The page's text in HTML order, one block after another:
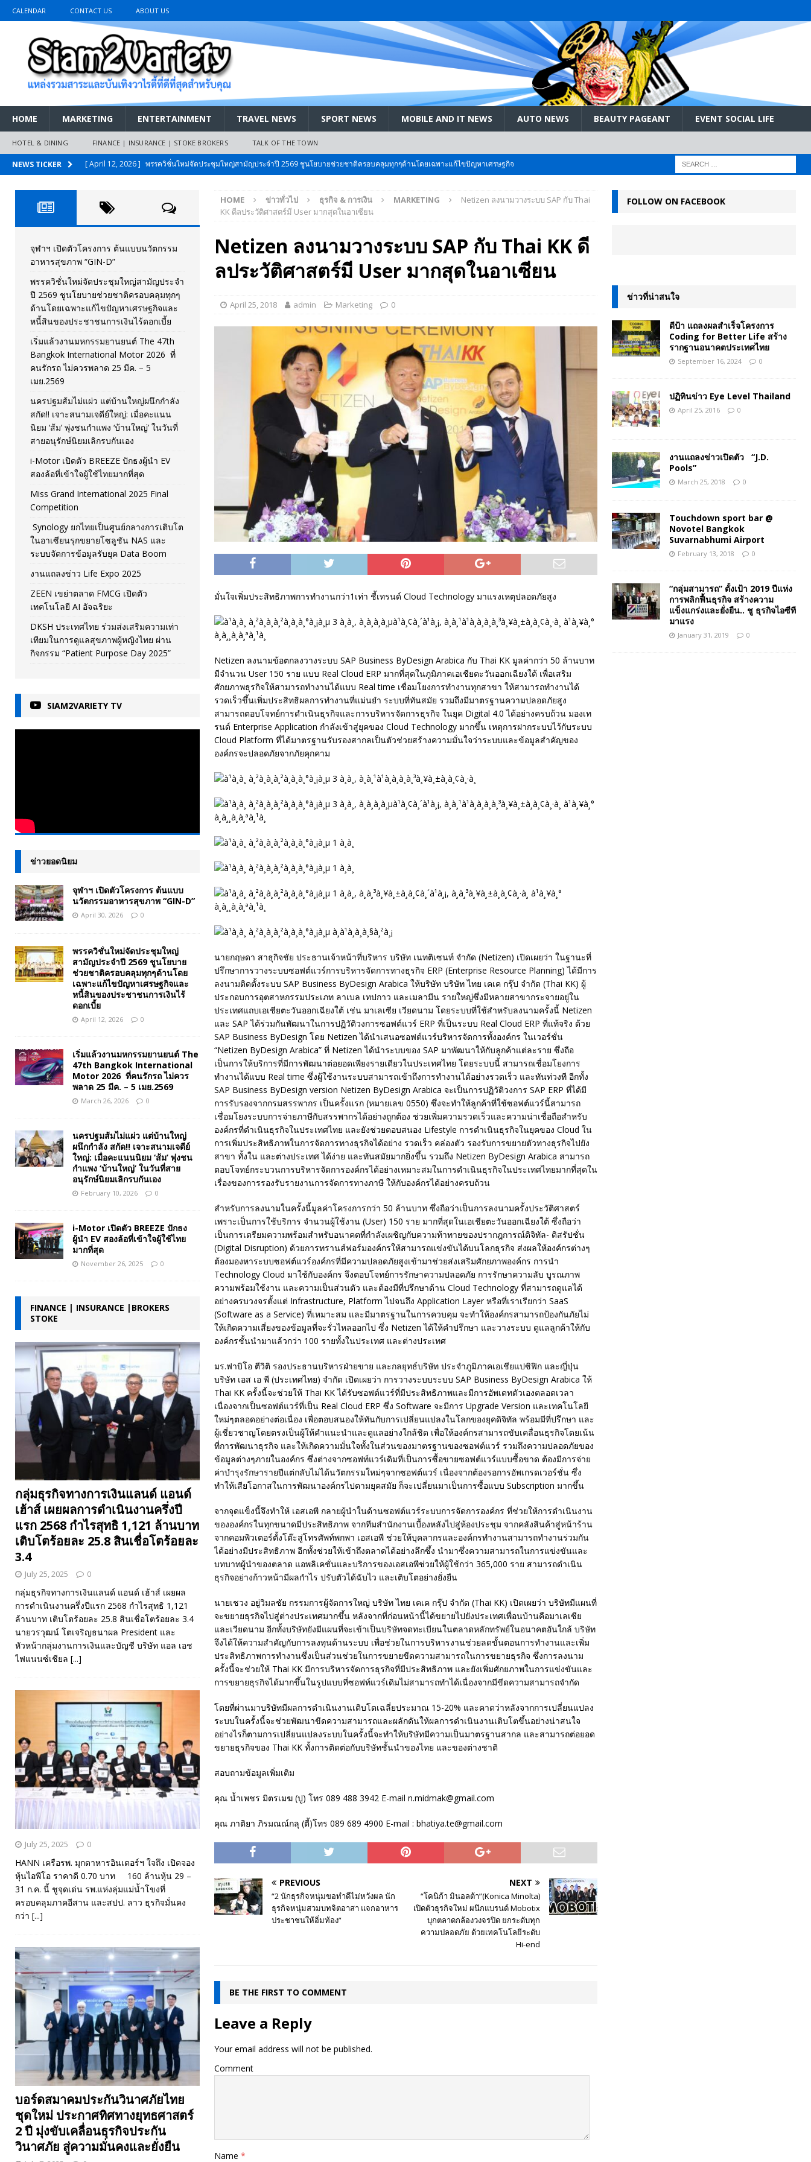
CALENDAR CONTACT US ABOUT US
HOME MARKETING ENTERTAINMENT TRAVEL NEWS SPORT NEWS MOBILE AND IT NEWS AUTO NEWS BEAUTY PAGEANT EVENT SOCIAL LIFE
HOTEL & DINING FINANCE | INSURANCE | STOKE BROKERS TALK OF THE TOWN
NEWS TICKER [ April 12, 2026 ] พรรควิชั่นใหม่จัดประชุมใหญ่สามัญประจำปี 2569 ชูนโยบายช่วยชาติครอบคลุมทุกๆด้านโดยเฉพาะแก้ไขปัญหาเศรษฐกิจ
[ March 26, 2026 ]
เริ่มแล้วงานมหกรรมยานยนต์ The 47th Bangkok International Motor 2026 ที่คนรักรถ ไม่ควรพลาด 25 มีค. – 5
เมย.2569
AUTO NEWS
[ February 10, 2026 ] นครปฐมส้มไม่แผ่ว แต่บ้านใหญ่ผนึกกำลัง สกัด!! เจาะสนามเจดีย์ใหญ่: เมื่อคะแนนนิยม ‘ส้ม’ พุ่งชนกำแพง ‘บ้านใหญ่’ ใน
วันที่สายอนุรักษ์นิยมเลิกรบกันเอง
PR NEWS
[ November 26, 2025 ] i-Motor เปิดตัว BREEZE ปักธงผู้นำ EV สองล้อที่เข้าใจผู้ใช้ไทยมากที่สุด
[ April 30, 2026 ] จุฬาฯ เปิดตัวโครงการ ต้นแบบนวัตกรรมอาหารสุขภาพ “GIN-D” EVENT SOCIAL LIFE
HOME ข่าวทั่วไป ธุรกิจ & การเงิน MARKETING
Netizen ลงนามวางระบบ SAP กับ Thai
KK ดีลประวัติศาสตร์มี User มากสุดในอาเซียน
Netizen ลงนามวางระบบ SAP กับ Thai KK ดี
ลประวัติศาสตร์มี User มากสุดในอาเซียน
April 25, 2018 admin Marketing 0
มั่นใจเพิ่มประสิทธิภาพการทำงานกว่า1เท่า ชี้เทรนด์ Cloud Technology มาแรงเหตุปลอดภัยสูง
Netizen ลงนามข้อตกลงวางระบบ SAP Business ByDesign Arabica กับ Thai KK มูลค่ากว่า 50 ล้านบาท
มีจำนวน User 150 ราย แบบ Real Cloud ERP มากที่สุดในภูมิภาคเอเชียตะวันออกเฉียงใต้ เพื่อเสริม
ศักยภาพธุรกิจให้สามารถทำงานได้แบบ Real time เชื่อมโยงการทำงานทุกสาขา ให้สามารถทำงานได้
รวดเร็วขึ้นเพิ่มประสิทธิผลการทำงานที่แม่นยำ ระบบที่ทันสมัย รวมถึงมีมาตรฐานความปลอดภัยสูง
สามารถตอบโจทย์การดำเนินธุรกิจและการบริหารจัดการธุรกิจ ในยุค Digital 4.0 ได้อย่างครบถ้วน มองเท
รนด์ Enterprise Application กำลังเข้าสู่ยุคของ Cloud Technology มากขึ้น เหตุการฝากระบบไว้กับระบบ
Cloud Platform ที่ได้มาตรฐานรับรองสากลเป็นตัวช่วยสร้างความมั่นใจว่าระบบและข้อมูลสำคัญของ
องค์กรจะปลอดภัยจากภัยคุกคาม
นายกฤษดา สาธุกิจชัย ประธานเจ้าหน้าที่บริหาร บริษัท เนทติเซนท์ จำกัด (Netizen) เปิดเผยว่า ในฐานะที่
ปรึกษาการวางระบบซอฟต์แวร์การบริหารจัดการทางธุรกิจ ERP (Enterprise Resource Planning) ได้มีการ
ลงนามติดตั้งระบบ SAP Business ByDesign Arabica ให้บริษัท บริษัท ไทย เคเค กรุ๊ป จำกัด (Thai KK) ผู้
ประกอบการอุตสาหกรรมประเภท ลาเบล เทปกาว และเมลามีน รายใหญ่ซึ่งมีหลายสาขากระจายอยู่ใน
ประเทศแถบเอเชียตะวันออกเฉียงใต้ เช่น มาเลเซีย เวียดนาม โดยระบบที่ใช้สำหรับลงนามครั้งนี้ Netizen
และ SAP ได้ร่วมกันพัฒนาในการปฏิวัติวงการซอฟต์แวร์ ERP ที่เป็นระบบ Real Cloud ERP ที่แท้จริง ด้วย
SAP Business ByDesign โดย Netizen ได้นำเสนอซอฟต์แวร์บริหารจัดการทั้งองค์กร ในเวอร์ชั่น
“Netizen ByDesign Arabica” ที่ Netizen ได้นำระบบของ SAP มาพัฒนาให้กับลูกค้าแต่ละราย ซึ่งถือ
เป็นการให้บริการที่มีการพัฒนาต่อยอดเพียงรายเดียวในประเทศไทย โดยระบบนี้ สามารถเชื่อมโยงการ
ทำงานได้แบบ Real time ซึ่งผู้ใช้งานระบบสามารถเข้าถึงการทำงานได้อย่างรวดเร็ว และทันท่วงที อีกทั้ง
SAP Business ByDesign version Netizen ByDesign Arabica จะเป็นการปฏิวัติวงการ SAP ERP ที่ได้มี
การรับรองจากกรมสรรพากร เป็นครั้งแรก (หมายเลข 0550) ซึ่งจะทำให้ลูกค้าที่ใช้ซอฟต์แวร์นี้สามารถ
เชื่อมโยงระบบการจ่ายภาษีกับสรรพากรได้อย่างถูกต้อง ช่วยเพิ่มความรวดเร็วและความน่าเชื่อถือสำหรับ
องค์กรที่ดำเนินธุรกิจในประเทศไทย และยังช่วยตอบสนอง Lifestyle การดำเนินธุรกิจในยุคของ Cloud ใน
การเพิ่มประสิทธิภาพในการจัดการทางธุรกิจได้อย่าง รวดเร็ว คล่องตัว รองรับการขยายตัวทางธุรกิจไปยัง
สาขา ทั้งใน และต่างประเทศ ได้ง่าย และทันสมัยมากยิ่งขึ้น รวมถึง Netizen ByDesign Arabica สามารถ
ตอบโจทย์กระบวนการบริหารจัดการองค์กรได้อย่างเหมาะสมในการดำเนินธุรกิจในประเทศไทยมากที่สุดใน
เรื่องของการรองรับรายงานการจัดการทางภาษี ให้กับองค์กรได้อย่างครบถ้วน
สำหรับการลงนามในครั้งนี้มูลค่าโครงการกว่า 50 ล้านบาท ซึ่งถือว่าเป็นการลงนามครั้งประวัติศาสตร์
เพราะเป็นการใช้บริการ จำนวนผู้ใช้งาน (User) 150 ราย มากที่สุดในเอเชียตะวันออกเฉียงใต้ ซึ่งถือว่า
เป็นการเตรียมความพร้อมสำหรับอนาคตที่กำลังเผชิญกับความท้าทายของปรากฎการณ์ดิจิทัล- ดิสรัปชั่น
(Digital Disruption) ด้วยการทรานส์ฟอร์มองค์กรให้สามารถแข่งขันได้บนโลกธุรกิจ ส่งผลให้องค์กรต่างๆ
ต้องมองหาระบบซอฟต์แวร์องค์กรที่มีความปลอดภัยสูงเข้ามาช่วยส่งเสริมศักยภาพองค์กร การนำ
Technology Cloud มาใช้กับองค์กร จึงตอบโจทย์การรักษาความปลอดภัย การรักษาความลับ บูรณภาพ
ความพร้อมใช้งาน และความเป็นส่วนตัว และต้องมีที่ปรึกษาด้าน Cloud Technology ที่สามารถดูแลได้
อย่างครบวงจรตั้งแต่ Infrastructure, Platform ไปจนถึง Application Layer หรือที่เราเรียกว่า SaaS
(Software as a Service) ที่เหมาะสม และมีมาตรฐานในการควบคุม จะทำให้องค์กรสามารถป้องกันภัยไม่
ให้เกิดความเสี่ยงของข้อมูลที่จะรั่วไหลออกไป ซึ่ง Netizen ได้ให้คำปรึกษา และวางระบบ ดูแลลูกค้าให้กับ
องค์กรชั้นนำมาแล้วกว่า 100 รายทั้งในประเทศ และต่างประเทศ
มร.ฟาบิโอ ตีวิติ รองประธานบริหารฝ่ายขาย และกลยุทธ์บริษัท ประจำภูมิภาคเอเชียแปซิฟิก และญี่ปุ่น
บริษัท เอส เอ พี (ประเทศไทย) จำกัด เปิดเผยว่า การวางระบบระบบ SAP Business ByDesign Arabica ให้
Thai KK ครั้งนี้จะช่วยให้ Thai KK ได้รับซอฟต์แวร์ที่มีประสิทธิภาพและมีการอัพเดทตัวเองตลอดเวลา
เนื่องจากเป็นซอฟต์แวร์ที่เป็น Real Cloud ERP ซึ่ง Software จะมีการ Upgrade Version และเทคโนโลยี
ใหม่ๆตลอดอย่างต่อเนื่อง เพื่อตอบสนองให้ทันกับการเปลี่ยนแปลงในโลกของยุคดิจิทัล พร้อมมีที่ปรึกษา และ
ผู้เชี่ยวชาญโดยตรงเป็นผู้ให้คำแนะนำและดูแลอย่างใกล้ชิด เพื่อให้องค์กรสามารถขับเคลื่อนธุรกิจโดยเน้น
ที่การพัฒนาธุรกิจ และให้เกิดความมั่นใจทั้งในส่วนของมาตรฐานของซอฟต์แวร์ รวมถึงความปลอดภัยของ
ข้อมูลต่างๆภายในองค์กร ซึ่งต่างจากซอฟท์แวร์เดิมที่เป็นการซื้อขายซอฟต์แวร์แบบซื้อขาด ต้องมีการจ่าย
ค่าบำรุงรักษารายปีแต่กลับไม่ได้นวัตกรรมใหม่ๆจากซอฟต์แวร์ เนื่องจากต้องรอการอัพเกรดเวอร์ชั่น ซึ่ง
ทำให้เสียโอกาสในการพัฒนาองค์กรไปตามยุคสมัย ก็จะเปลี่ยนมาเป็นการซื้อแบบ Subscription มากขึ้น
จากจุดแข็งนี้จึงทำให้ เอสเอพี กลายผู้นำในด้านซอฟต์แวร์ระบบการจัดการองค์กร ที่ช่วยให้การดำเนินงาน
ขององค์กรในทุกขนาดมีประสิทธิภาพ จากทีมสำนักงานเบื้องหลังไปสู่ห้องประชุม จากคลังสินค้าสู่หน้าร้าน
จากคอมพิวเตอร์ตั้งโต๊ะสู่โทรศัพท์พกพา เอสเอพี ช่วยให้บุคลากรและองค์กรทำงานสามารถทำงานร่วมกัน
ได้อย่างมีประสิทธิภาพ อีกทั้งช่วยให้เข้าถึงตลาดได้อย่างลึกซึ้ง นำมาซึ่งความสามารถในการแข่งขันและ
บทบาทผู้นำของตลาด แอพลิเคชั่นและบริการของเอสเอพีช่วยให้ผู้ใช้กว่า 365,000 ราย สามารถดำเนิน
ธุรกิจอย่างก้าวหน้ามีผลกำไร ปรับตัวได้ฉับไว และเติบโตอย่างยั่งยืน
นายเชวง อยู่วิมลชัย กรรมการผู้จัดการใหญ่ บริษัท ไทย เคเค กรุ๊ป จำกัด (Thai KK) เปิดเผยว่า บริษัทมีแผนที่
จะขยายธุรกิจไปสู่ต่างประเทศมากขึ้น หลังจากที่ก่อนหน้านี้ได้ขยายไปยังประเทศเพื่อนบ้านคือมาเลเซีย
และเวียดนาม อีกทั้งบริษัทยังมีแผนที่จะเข้าเป็นบริษัทจดทะเบียนในตลาดหลักทรัพย์ในอนาคตอันใกล้ บริษัท
จึงได้ให้ความสำคัญกับการลงทุนด้านระบบ เพื่อช่วยในการบริหารงานช่วยลดขั้นตอนการทำงานและเพิ่ม
ประสิทธิภาพการทำงานซึ่งเป็นส่วนช่วยในการขยายขีดความสามารถในการขยายธุรกิจ ซึ่งการลงนาม
ครั้งนี้จะช่วยให้ Thai KK มีการบริหารจัดการธุรกิจที่มีประสิทธิภาพ และยังเพิ่มศักยภาพในการแข่งขันและ
การขยายธุรกิจได้มากขึ้นในรูปแบบที่ซอฟท์แวร์เดิมไม่สามารถทำได้เนื่องจากมีขีดความสามารถจำกัด
โดยที่ผ่านมาบริษัทมีผลการดำเนินงานเติบโตเฉลี่ยประมาณ 15-20% และคาดว่าหลังจากการเปลี่ยนแปลง
ระบบในครั้งนี้จะช่วยพัฒนาขีดความสามารถและผลักดันให้ผลการดำเนินงานเติบโตขึ้นอย่างน่าสนใจ
อย่างไรก็ตามการเปลี่ยนแปลงระบบในครั้งนี้จะทำให้บริษัทมีความเป็นมาตรฐานสากล และสามารถต่อยอด
ขยายธุรกิจของ Thai KK ทั้งการติดต่อกับบริษัทชั้นนำของไทย และของต่างชาติ
สอบถามข้อมูลเพิ่มเติม
คุณ น้ำเพชร มิตรเมฆ (ปู) โทร 089 488 3942 E-mail n.midmak@gmail.com
คุณ ภาติยา ภิรมณณ์กลุ (ตี้)โทร 089 689 4900 E-mail : bhatiya.te@gmail.com
PREVIOUS
“2 นักธุรกิจหนุ่มขอทำดีไม่หวังผล นัก
ธุรกิจหนุ่มสวมบทจิตอาสา แจกอาหาร
ประชาชนให้อิ่มท้อง”
NEXT
“โคนิก้า มินอลต้า”(Konica Minolta)
เปิดตัวธุรกิจใหม่ ผนึกแบรนด์ Mobotix
บุกตลาดกล้องวงจรปิด ยกระดับทุก
ความปลอดภัย ด้วยเทคโนโลยีระดับ
Hi-end
BE THE FIRST TO COMMENT
Leave a Reply
Your email address will not be published.
Comment
Name *
จุฬาฯ เปิดตัวโครงการ ต้นแบบนวัตกรรม
อาหารสุขภาพ “GIN-D”
พรรควิชั่นใหม่จัดประชุมใหญ่สามัญประจำ
ปี 2569 ชูนโยบายช่วยชาติครอบคลุมทุกๆ
ด้านโดยเฉพาะแก้ไขปัญหาเศรษฐกิจและ
หนี้สินของประชาชนการเงินไร้ดอกเบี้ย
เริ่มแล้วงานมหกรรมยานยนต์ The 47th
Bangkok International Motor 2026 ที่
คนรักรถ ไม่ควรพลาด 25 มีค. – 5
เมย.2569
นครปฐมส้มไม่แผ่ว แต่บ้านใหญ่ผนึกกำลัง
สกัด!! เจาะสนามเจดีย์ใหญ่: เมื่อคะแนน
นิยม ‘ส้ม’ พุ่งชนกำแพง ‘บ้านใหญ่’ ในวันที่
สายอนุรักษ์นิยมเลิกรบกันเอง
i-Motor เปิดตัว BREEZE ปักธงผู้นำ EV
สองล้อที่เข้าใจผู้ใช้ไทยมากที่สุด
Miss Grand International 2025 Final
Competition
Synology ยกไทยเป็นศูนย์กลางการเติบโต
ในอาเซียนรุกขยายโซลูชัน NAS และ
ระบบจัดการข้อมูลรับยุค Data Boom
งานแถลงข่าว Life Expo 2025
ZEEN เขย่าตลาด FMCG เปิดตัว
เทคโนโลยี AI อัจฉริยะ
DKSH ประเทศไทย ร่วมส่งเสริมความเท่า
เทียมในการดูแลสุขภาพผู้หญิงไทย ผ่าน
กิจกรรม “Patient Purpose Day 2025”
SIAM2VARIETY TV
ข่าวยอดนิยม
จุฬาฯ เปิดตัวโครงการ ต้นแบบ
นวัตกรรมอาหารสุขภาพ “GIN-D”
April 30, 2026 0
พรรควิชั่นใหม่จัดประชุมใหญ่
สามัญประจำปี 2569 ชูนโยบาย
ช่วยชาติครอบคลุมทุกๆด้านโดย
เฉพาะแก้ไขปัญหาเศรษฐกิจและ
หนี้สินของประชาชนการเงินไร้
ดอกเบี้ย
April 12, 2026 0
เริ่มแล้วงานมหกรรมยานยนต์ The
47th Bangkok International
Motor 2026 ที่คนรักรถ ไม่ควร
พลาด 25 มีค. – 5 เมย.2569
March 26, 2026 0
นครปฐมส้มไม่แผ่ว แต่บ้านใหญ่
ผนึกกำลัง สกัด!! เจาะสนามเจดีย์
ใหญ่: เมื่อคะแนนนิยม ‘ส้ม’ พุ่งชน
กำแพง ‘บ้านใหญ่’ ในวันที่สาย
อนุรักษ์นิยมเลิกรบกันเอง
February 10, 2026 0
i-Motor เปิดตัว BREEZE ปักธง
ผู้นำ EV สองล้อที่เข้าใจผู้ใช้ไทย
มากที่สุด
November 26, 2025 0
FINANCE | INSURANCE |BROKERS
STOKE
กลุ่มธุรกิจทางการเงินแลนด์ แอนด์
เฮ้าส์ เผยผลการดำเนินงานครึ่งปี
แรก 2568 กำไรสุทธิ 1,121 ล้านบาท
เติบโตร้อยละ 25.8 สินเชื่อโตร้อยละ
3.4
July 25, 2025 0
กลุ่มธุรกิจทางการเงินแลนด์ แอนด์ เฮ้าส์ เผยผล
การดำเนินงานครึ่งปีแรก 2568 กำไรสุทธิ 1,121
ล้านบาท เติบโตร้อยละ 25.8 สินเชื่อโตร้อยละ 3.4
นายวรวุฒน์ โตเจริญธนาผล President และ
หัวหน้ากลุ่มงานการเงินและบัญชี บริษัท แอล เอช
ไฟแนนซ์เชียล [...]
July 25, 2025 0
HANN เครือรพ. มุกดาหารอินเตอร์ฯ ใจถึง เปิดจอง
หุ้นไอพีโอ ราคาดี 0.70 บาท 160 ล้านหุ้น 29 –
31 ก.ค. นี้ ชูจุดเด่น รพ.แห่งลุ่มแม่น้ำโขงที่
ครอบคลุมภาคอีสาน และสปป. ลาว ธุรกิจมั่นคง
กว่า [...]
บอร์ดสมาคมประกันวินาศภัยไทย
ชุดใหม่ ประกาศทิศทางยุทธศาสตร์
2 ปี มุ่งขับเคลื่อนธุรกิจประกัน
วินาศภัย สู่ความมั่นคงและยั่งยืน
FOLLOW ON FACEBOOK
ข่าวที่น่าสนใจ
ดีป้า แถลงผลสำเร็จโครงการ
Coding for Better Life สร้าง
รากฐานอนาคตประเทศไทย
September 16, 2024 0
ปฏิทินข่าว Eye Level Thailand
April 25, 2016 0
งานแถลงข่าวเปิดตัว “J.D.
Pools”
March 25, 2018 0
Touchdown sport bar @
Novotel Bangkok
Suvarnabhumi Airport
February 13, 2018 0
“กลุ่มสามารถ” ตั้งเป้า 2019 ปีแห่ง
การพลิกฟื้นธุรกิจ สร้างความ
แข็งแกร่งและยั่งยืน.. ชู ธุรกิจไอซีที
มาแรง
January 31, 2019 0